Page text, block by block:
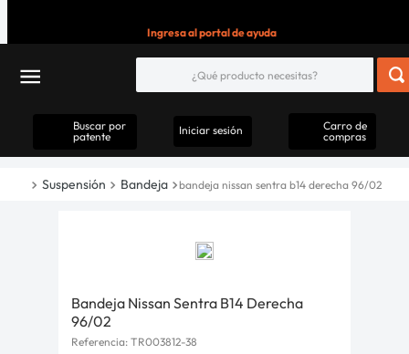
Ingresa al portal de ayuda
Buscar por
patente
Iniciar sesión
Carro de
compras
Suspensión Bandeja bandeja nissan sentra b14 derecha 96/02
Bandeja Nissan Sentra B14 Derecha
96/02
Referencia: TR003812-38